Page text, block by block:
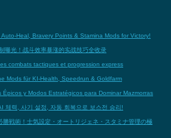
Heal, Bravery Points & Stamina Mods for Victory!
曝光！战斗效率暴涨的实战技巧全收录
combats tactiques et progression express
Mods für KI-Health, Speedrun & Goldfarm
Épicos y Modos Estratégicos para Dominar Mazmorras
체력, 사기 설정, 자동 회복으로 보스전 승리!
勝戦術！士気設定・オートリジェネ・スタミナ管理の極